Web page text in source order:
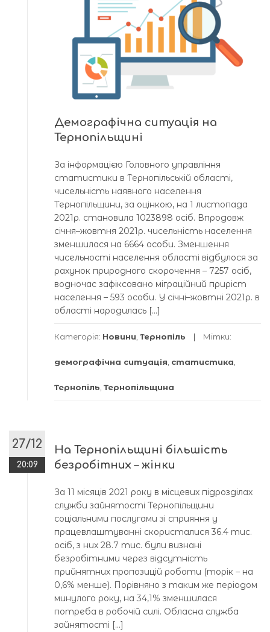
Демографічна ситуація на
Тернопільщині
За інформацією Головного управління
статистики в Тернопільській області,
чисельність наявного населення
Тернопільщини, за оцінкою, на 1 листопада
2021р. становила 1023898 осіб. Впродовж
січня–жовтня 2021р. чисельність населення
зменшилася на 6664 особи. Зменшення
чисельності населення області відбулося за
рахунок природного скорочення – 7257 осіб,
водночас зафіксовано міграційний приріст
населення – 593 особи. У січні–жовтні 2021р. в
області народилась […]
Категорія: Новини Тернопіль Мітки:
демографічна ситуація статистика
Тернопіль Тернопільщина
27/12
20:09
На Тернопільщині більшість
безробітних – жінки
За 11 місяців 2021 року в місцевих підрозділах
служби зайнятості Тернопільщини
соціальними послугами зі сприяння у
працевлаштуванні скористалися 36.4 тис.
осіб, з них 28.7 тис. були визнані
безробітними через відсутність
прийнятних пропозицій роботи (торік – на
0,6% менше). Порівняно з таким же періодом
минулого року, на 34,1% зменшилася
потреба в робочій силі. Обласна служба
зайнятості […]